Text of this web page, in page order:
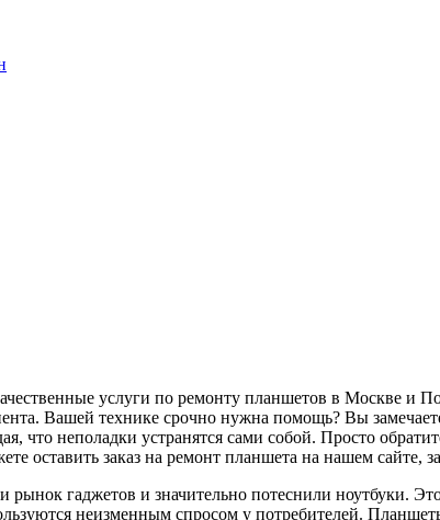
услуги по ремонту планшетов в Москве
Вашей технике срочно нужна помощь? Вы
что неполадки устранятся сами собой. Просто
оставить заказ на ремонт планшета на нашем
гаджетов и значительно потеснили ноутбуки.
неизменным спросом у потребителей.